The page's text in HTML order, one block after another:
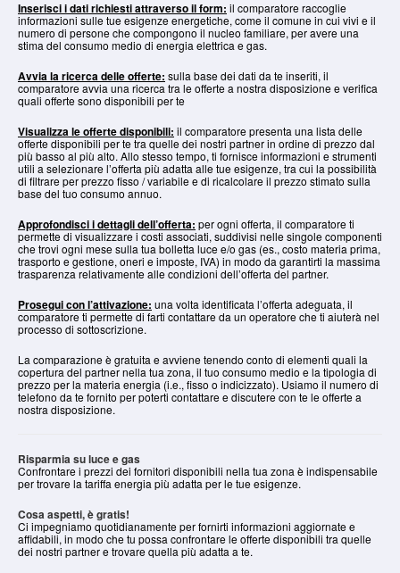
Inserisci i dati richiesti attraverso il form: il comparatore raccoglie
informazioni sulle tue esigenze energetiche, come il comune in cui vivi e il
numero di persone che compongono il nucleo familiare, per avere una
stima del consumo medio di energia elettrica e gas.
Avvia la ricerca delle offerte: sulla base dei dati da te inseriti, il
comparatore avvia una ricerca tra le offerte a nostra disposizione e verifica
quali offerte sono disponibili per te
Visualizza le offerte disponibili: il comparatore presenta una lista delle
offerte disponibili per te tra quelle dei nostri partner in ordine di prezzo dal
più basso al più alto. Allo stesso tempo, ti fornisce informazioni e strumenti
utili a selezionare l’offerta più adatta alle tue esigenze, tra cui la possibilità
di filtrare per prezzo fisso / variabile e di ricalcolare il prezzo stimato sulla
base del tuo consumo annuo.
Approfondisci i dettagli dell’offerta: per ogni offerta, il comparatore ti
permette di visualizzare i costi associati, suddivisi nelle singole componenti
che trovi ogni mese sulla tua bolletta luce e/o gas (es., costo materia prima,
trasporto e gestione, oneri e imposte, IVA) in modo da garantirti la massima
trasparenza relativamente alle condizioni dell’offerta del partner.
Prosegui con l’attivazione: una volta identificata l’offerta adeguata, il
comparatore ti permette di farti contattare da un operatore che ti aiuterà nel
processo di sottoscrizione.
La comparazione è gratuita e avviene tenendo conto di elementi quali la
copertura del partner nella tua zona, il tuo consumo medio e la tipologia di
prezzo per la materia energia (i.e., fisso o indicizzato). Usiamo il numero di
telefono da te fornito per poterti contattare e discutere con te le offerte a
nostra disposizione.
Risparmia su luce e gas
Confrontare i prezzi dei fornitori disponibili nella tua zona è indispensabile
per trovare la tariffa energia più adatta per le tue esigenze.
Cosa aspetti, è gratis!
Ci impegniamo quotidianamente per fornirti informazioni aggiornate e
affidabili, in modo che tu possa confrontare le offerte disponibili tra quelle
dei nostri partner e trovare quella più adatta a te.